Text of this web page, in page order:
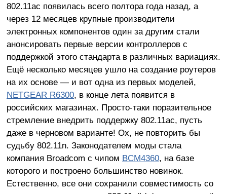
802.11ac появилась всего полтора года назад, а
через 12 месяцев крупные производители
электронных компонентов один за другим стали
анонсировать первые версии контроллеров с
поддержкой этого стандарта в различных вариациях.
Ещё несколько месяцев ушло на создание роутеров
на их основе — и вот одна из первых моделей,
NETGEAR R6300, в конце лета появится в
российских магазинах. Просто-таки поразительное
стремление внедрить поддержку 802.11ac, пусть
даже в черновом варианте! Ох, не повторить бы
судьбу 802.11n. Законодателем моды стала
компания Broadcom с чипом BCM4360, на базе
которого и построено большинство новинок.
Естественно, все они сохранили совместимость со